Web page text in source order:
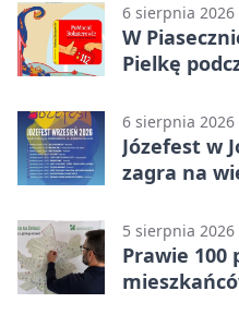
6 sierpnia 2026
W
Pielkę
6 sierpnia 2026
Józefest w
zagra na
5 sierpnia 2026
Prawie 100